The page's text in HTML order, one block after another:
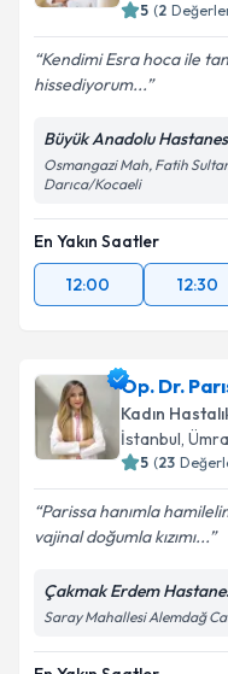
5 (2
Kendimi Esra hoca ile
hissediyorum...
Büyük Anadolu
Osmangazi Mah, Fatih
Darıca/Kocaeli
En Yakın Saatler
12:00
12:30
Op. Dr.
Kadın
İstanbul,
5 (23
Parissa hanımla
vajinal doğumla kızımı...
Çakmak Erdem
Saray Mahallesi Alemdağ